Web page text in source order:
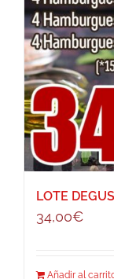
LOTE
34,00€
Añadir al